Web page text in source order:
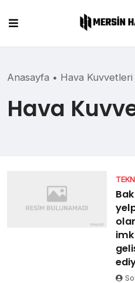
content
Anasayfa • Hava Kuvvetleri
Hava